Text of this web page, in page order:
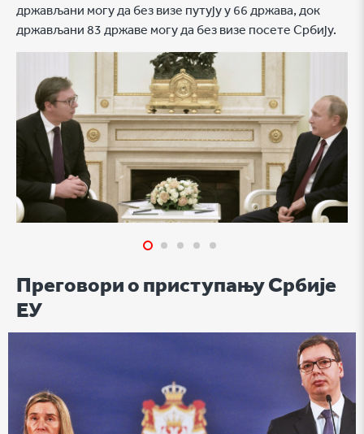
држављани могу да без визе путују у 66 држава, док
држављани 83 државе могу да без визе посете Србију.
Преговори о приступању Србије
ЕУ